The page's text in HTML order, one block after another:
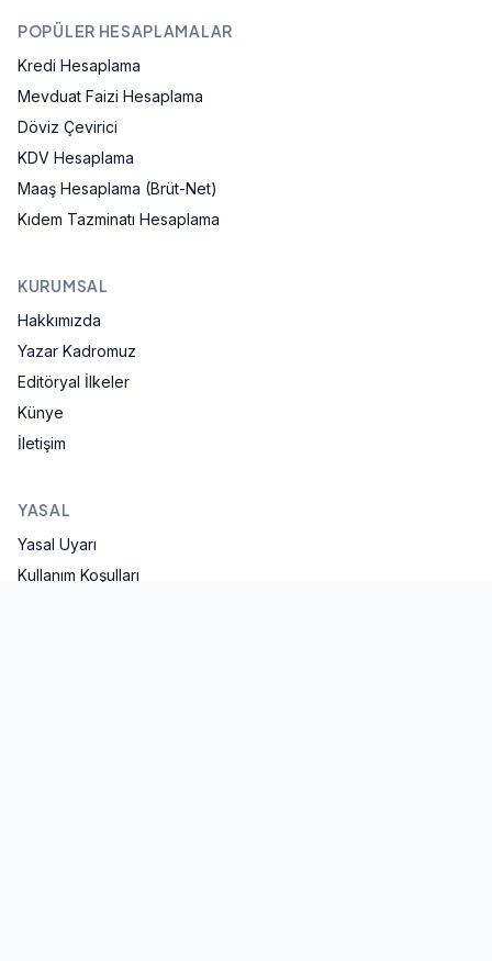
POPÜLER HESAPLAMALAR
Kredi Hesaplama
Mevduat Faizi Hesaplama
Döviz Çevirici
KDV Hesaplama
Maaş Hesaplama (Brüt-Net)
Kıdem Tazminatı Hesaplama
KURUMSAL
Hakkımızda
Yazar Kadromuz
Editöryal İlkeler
Künye
İletişim
YASAL
Yasal Uyarı
Kullanım Koşulları